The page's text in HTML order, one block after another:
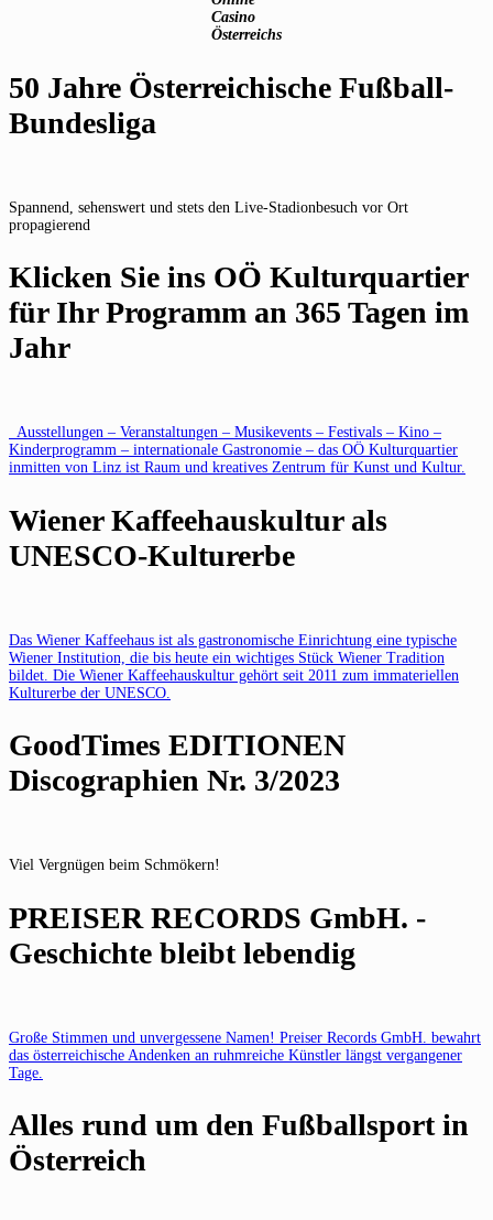
Casino
Österreichs
50 Jahre Österreichische Fußball-
Bundesliga
Spannend, sehenswert und stets den Live-Stadionbesuch vor Ort
propagierend
Klicken Sie ins OÖ Kulturquartier
für Ihr Programm an 365 Tagen im
Jahr
Ausstellungen – Veranstaltungen – Musikevents – Festivals – Kino –
Kinderprogramm – internationale Gastronomie – das OÖ Kulturquartier
inmitten von Linz ist Raum und kreatives Zentrum für Kunst und Kultur.
Wiener Kaffeehauskultur als
UNESCO-Kulturerbe
Das Wiener Kaffeehaus ist als gastronomische Einrichtung eine typische
Wiener Institution, die bis heute ein wichtiges Stück Wiener Tradition
bildet. Die Wiener Kaffeehauskultur gehört seit 2011 zum immateriellen
Kulturerbe der UNESCO.
GoodTimes EDITIONEN
Discographien Nr. 3/2023
Viel Vergnügen beim Schmökern!
PREISER RECORDS GmbH. -
Geschichte bleibt lebendig
Große Stimmen und unvergessene Namen! Preiser Records GmbH. bewahrt
das österreichische Andenken an ruhmreiche Künstler längst vergangener
Tage.
Alles rund um den Fußballsport in
Österreich